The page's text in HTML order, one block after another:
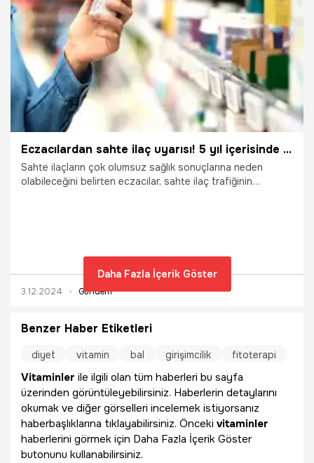
21.01.2025 Gündem
Eczacılardan sahte ilaç uyarısı! 5 yıl içerisinde yüzde 60 arttı, marketlerden almayın
Sahte ilaçların çok olumsuz sağlık sonuçlarına neden
olabileceğini belirten eczacılar, sahte ilaç trafiğinin
3.12.2024 Gündem
Daha Fazla İçerik Göster
Benzer Haber Etiketleri
diyet vitamin bal girişimcilik fitoterapi
Vitaminler ile ilgili olan tüm haberleri bu sayfa
üzerinden görüntüleyebilirsiniz. Haberlerin detaylarını
okumak ve diğer görselleri incelemek istiyorsanız
haberbaşlıklarına tıklayabilirsiniz. Önceki vitaminler
haberlerini görmek için Daha Fazla İçerik Göster
butonunu kullanabilirsiniz.